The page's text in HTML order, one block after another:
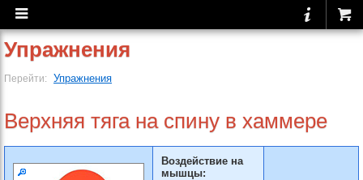
Упражнения
Перейти: Упражнения
Верхняя тяга на спину в хаммере
Воздействие на
мышцы: